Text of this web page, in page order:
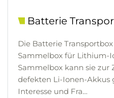
Batterie
Die Batterie
Sammelbox für Lithium-
Sammelbox kann sie zur
defekten Li-Ionen-Akkus
Interesse und Fra…